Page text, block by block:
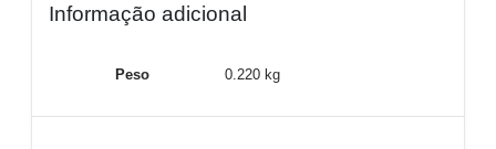
Informação adicional
Peso 0.220 kg